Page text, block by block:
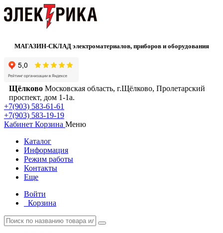
МАГАЗИН-СКЛАД электроматериалов, приборов и оборудования
Щёлково Московская область, г.Щёлково, Пролетарский
проспект, дом 1‑1а.
+7(903) 583-61-61
+7(903) 583-19-19
Кабинет Корзина Меню
Каталог
Информация
Режим работы
Контакты
Еще
Войти
Корзина